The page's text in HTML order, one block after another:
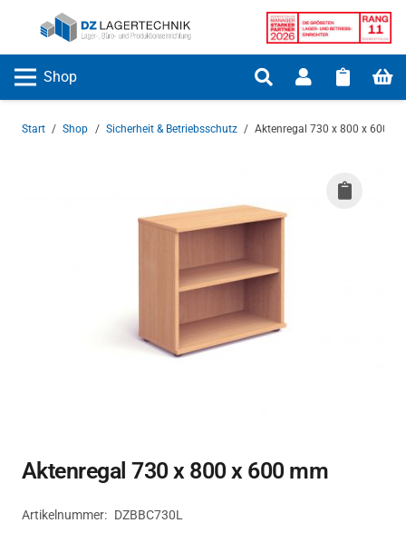
Shop
Start / Shop / Sicherheit & Betriebsschutz / Aktenregal 730 x 800 x 600
Aktenregal 730 x 800 x 600 mm
Artikelnummer: DZBBC730L